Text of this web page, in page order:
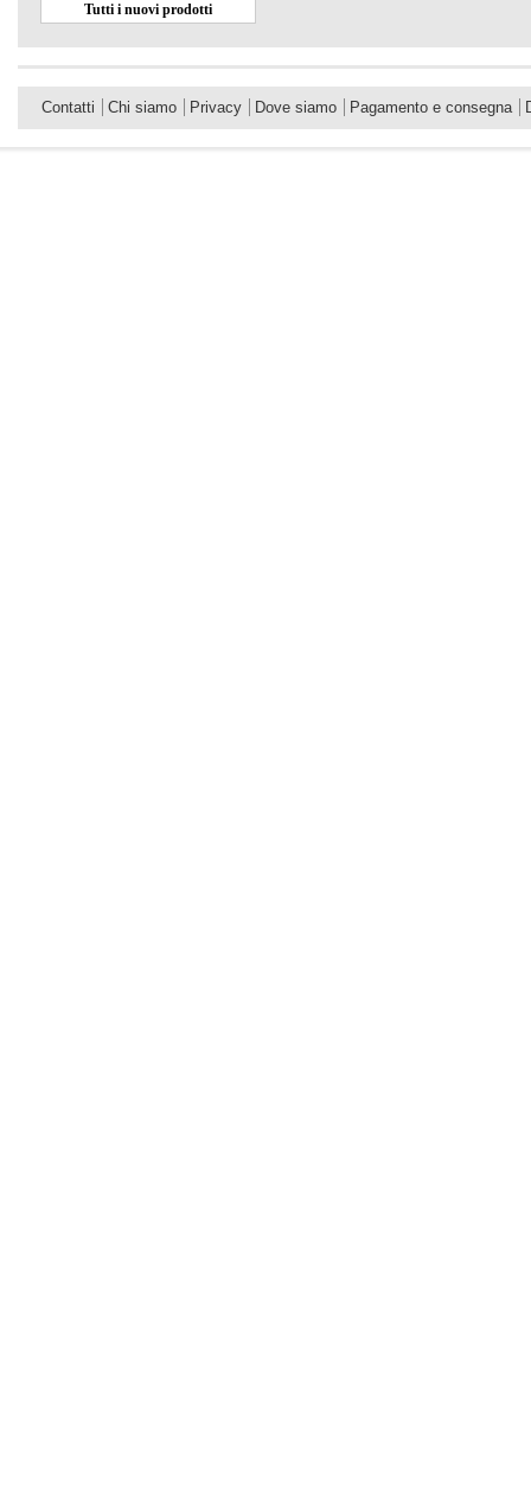
Tutti i nuovi prodotti
Contatti Chi siamo Privacy Dove siamo Pagamento e consegna